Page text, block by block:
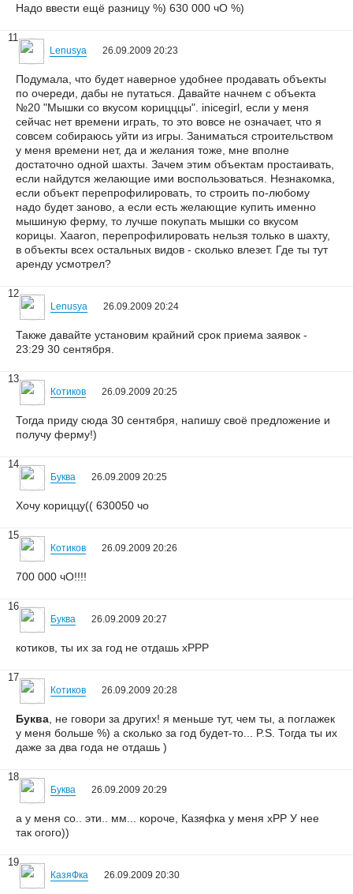
Надо ввести ещё разницу %) 630 000 чО %)
11
Lenusya 26.09.2009 20:23
Подумала, что будет наверное удобнее продавать объекты
по очереди, дабы не путаться. Давайте начнем с объекта
№20 "Мышки со вкусом корицццы". inicegirl, если у меня
сейчас нет времени играть, то это вовсе не означает, что я
совсем собираюсь уйти из игры. Заниматься строительством
у меня времени нет, да и желания тоже, мне вполне
достаточно одной шахты. Зачем этим объектам простаивать,
если найдутся желающие ими воспользоваться. Незнакомка,
если объект перепрофилировать, то строить по-любому
надо будет заново, а если есть желающие купить именно
мышиную ферму, то лучше покупать мышки со вкусом
корицы. Xaaron, перепрофилировать нельзя только в шахту,
в объекты всех остальных видов - сколько влезет. Где ты тут
аренду усмотрел?
12
Lenusya 26.09.2009 20:24
Также давайте установим крайний срок приема заявок -
23:29 30 сентября.
13
Котиков 26.09.2009 20:25
Тогда приду сюда 30 сентября, напишу своё предложение и
получу ферму!)
14
Буква 26.09.2009 20:25
Хочу кориццу(( 630050 чо
15
Котиков 26.09.2009 20:26
700 000 чО!!!!
16
Буква 26.09.2009 20:27
котиков, ты их за год не отдашь хРРР
17
Котиков 26.09.2009 20:28
Буква , не говори за других! я меньше тут, чем ты, а поглажек
у меня больше %) а сколько за год будет-то... P.S. Тогда ты их
даже за два года не отдашь )
18
Буква 26.09.2009 20:29
а у меня со.. эти.. мм... короче, Казяфка у меня хРР У нее
так огого))
19
КазяФка 26.09.2009 20:30